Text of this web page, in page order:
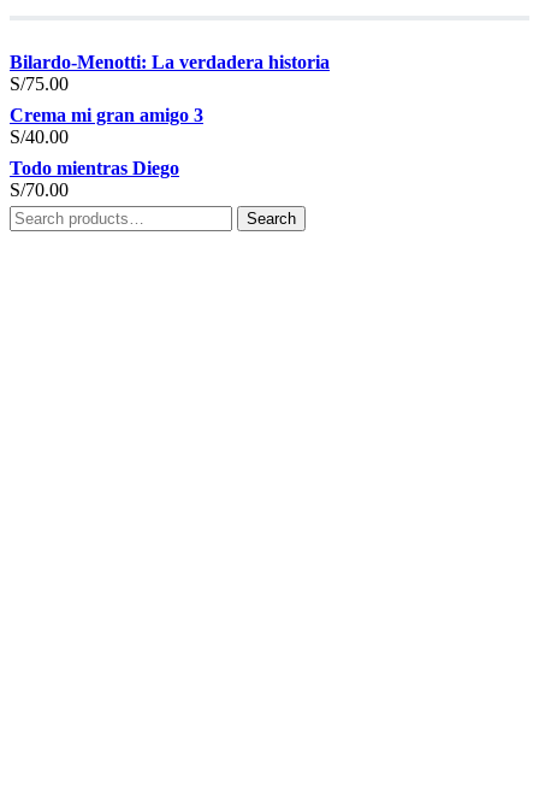
Bilardo-Menotti: La verdadera historia
S/75.00
Crema mi gran amigo 3
S/40.00
Todo mientras Diego
S/70.00
Search
for:
Search